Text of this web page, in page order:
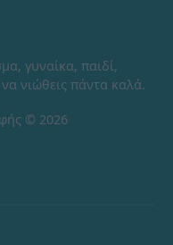
γυναίκα, παιδί,
νιώθεις πάντα καλά.
© 2026